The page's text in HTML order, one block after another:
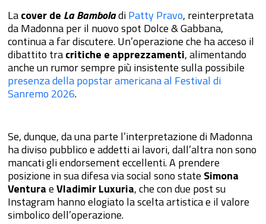
Lacover de La BamboladiPatty Pravo, reinterpretata
da Madonna per il nuovo spot Dolce & Gabbana,
continua a far discutere. Un’operazione che ha acceso il
dibattito tracritiche e apprezzamenti, alimentando
anche un rumor sempre più insistente sulla possibile
presenza della popstar americana al Festival di
Sanremo 2026.
Se, dunque, da una parte l’interpretazione di Madonna
ha diviso pubblico e addetti ai lavori, dall’altra non sono
mancati gli endorsement eccellenti. A prendere
posizione in sua difesa via social sono state Simona
VenturaeVladimir Luxuria, che con due post su
Instagram hanno elogiato la scelta artistica e il valore
simbolico dell’operazione.